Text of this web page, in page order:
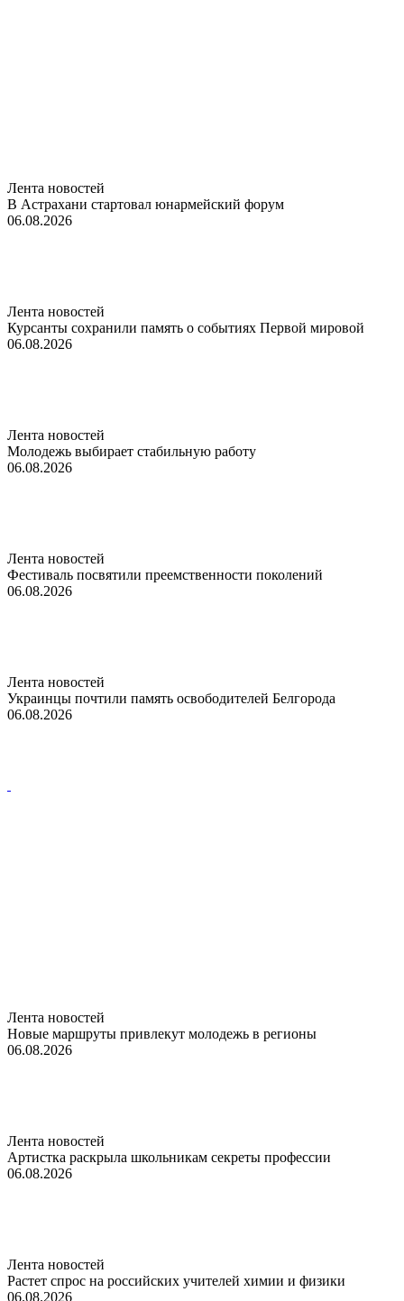
Лента новостей
В Астрахани стартовал юнармейский форум
06.08.2026
Лента новостей
Курсанты сохранили память о событиях Первой мировой
06.08.2026
Лента новостей
Молодежь выбирает стабильную работу
06.08.2026
Лента новостей
Фестиваль посвятили преемственности поколений
06.08.2026
Лента новостей
Украинцы почтили память освободителей Белгорода
06.08.2026
Лента новостей
Новые маршруты привлекут молодежь в регионы
06.08.2026
Лента новостей
Артистка раскрыла школьникам секреты профессии
06.08.2026
Лента новостей
Растет спрос на российских учителей химии и физики
06.08.2026